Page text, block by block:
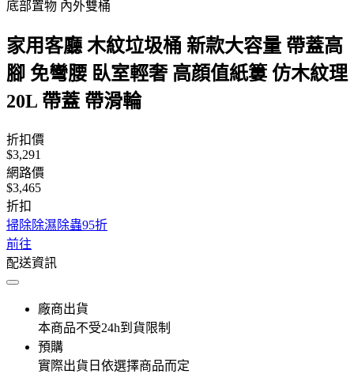
底部置物 內外雙桶
家用客廳 木紋垃圾桶 新款大容量 帶蓋高
腳 免彎腰 臥室輕奢 高顔值紙簍 仿木紋理
20L 帶蓋 帶滑輪
折扣價
$3,291
網路價
$3,465
折扣
掃除除濕除蟲95折
前往
配送資訊
廠商出貨
本商品不受24h到貨限制
預購
實際出貨日依選擇商品而定